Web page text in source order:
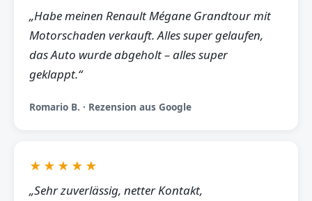
„Habe meinen Renault Mégane Grandtour mit
Motorschaden verkauft. Alles super gelaufen,
das Auto wurde abgeholt – alles super
geklappt.“
Romario B. · Rezension aus Google
★★★★★
„Sehr zuverlässig, netter Kontakt,